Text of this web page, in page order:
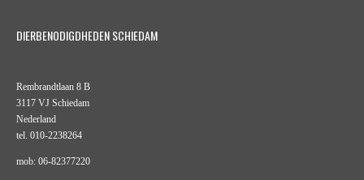
DIERBENODIGDHEDEN SCHIEDAM
Rembrandtlaan 8 B
3117 VJ Schiedam
Nederland
tel. 010-2238264
mob: 06-82377220